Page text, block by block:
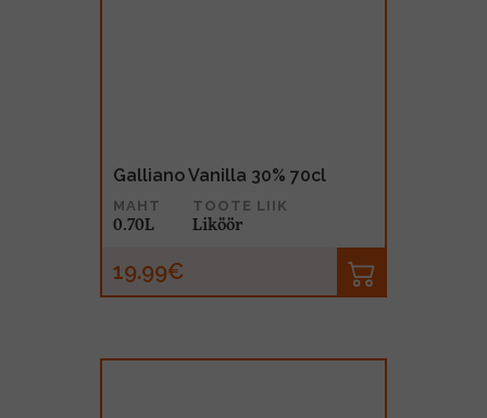
Galliano Vanilla 30% 70cl
MAHT
0.70L
TOOTE LIIK
Liköör
19.99€